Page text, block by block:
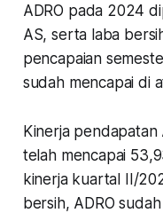
ADRO pada 2024
AS, serta laba
pencapaian
sudah mencapai di
Kinerja
telah mencapai
kinerja kuartal II/
bersih, ADRO